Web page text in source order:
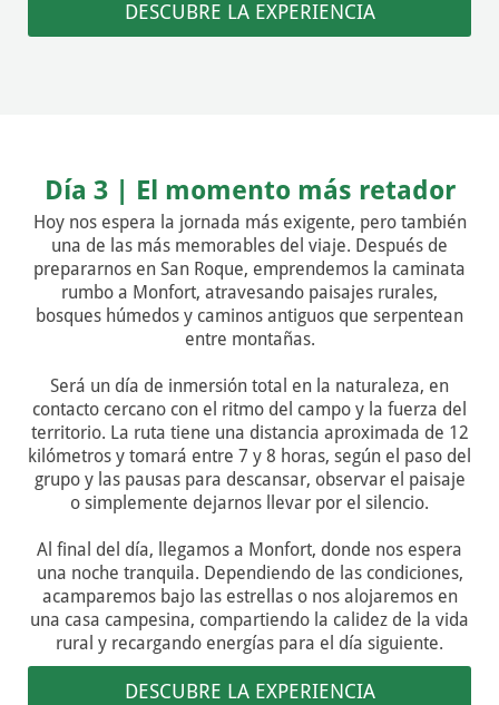
DESCUBRE LA EXPERIENCIA
Día 3 | El momento más retador
Hoy nos espera la jornada más exigente, pero también
una de las más memorables del viaje. Después de
prepararnos en San Roque, emprendemos la caminata
rumbo a Monfort, atravesando paisajes rurales,
bosques húmedos y caminos antiguos que serpentean
entre montañas.
Será un día de inmersión total en la naturaleza, en
contacto cercano con el ritmo del campo y la fuerza del
territorio. La ruta tiene una distancia aproximada de 12
kilómetros y tomará entre 7 y 8 horas, según el paso del
grupo y las pausas para descansar, observar el paisaje
o simplemente dejarnos llevar por el silencio.
Al final del día, llegamos a Monfort, donde nos espera
una noche tranquila. Dependiendo de las condiciones,
acamparemos bajo las estrellas o nos alojaremos en
una casa campesina, compartiendo la calidez de la vida
rural y recargando energías para el día siguiente.
DESCUBRE LA EXPERIENCIA